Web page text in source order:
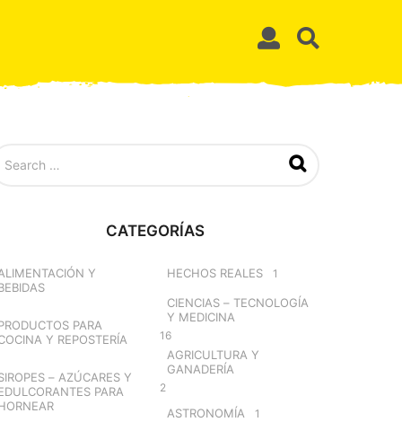
CATEGORÍAS
Y
PARA
Y REPOSTERÍA
– AZÚCARES Y
PARA
HECHOS REALES 1
CIENCIAS – TECNOLOGÍA
Y MEDICINA
16
AGRICULTURA Y
GANADERÍA
2
ASTRONOMÍA 1